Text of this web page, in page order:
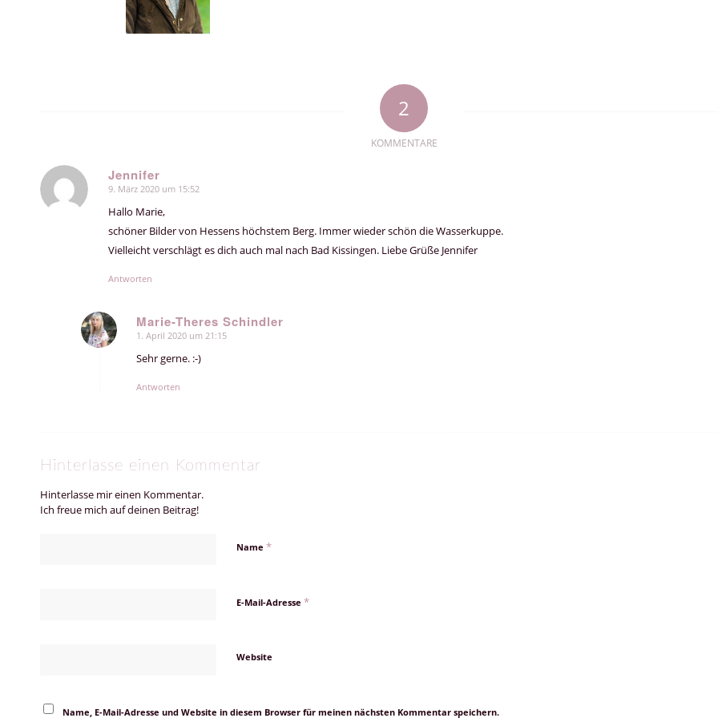
2
KOMMENTARE
Jennifer
sagte:
9. März 2020 um 15:52
Hallo Marie,
schöner Bilder von Hessens höchstem Berg. Immer wieder schön die Wasserkuppe.
Vielleicht verschlägt es dich auch mal nach Bad Kissingen. Liebe Grüße Jennifer
Antworten
Marie-Theres Schindler
sagte:
1. April 2020 um 21:15
Sehr gerne. :-)
Antworten
Hinterlasse einen Kommentar
Hinterlasse mir einen Kommentar.
Ich freue mich auf deinen Beitrag!
Name *
E-Mail-Adresse *
Website
Name, E-Mail-Adresse und Website in diesem Browser für meinen nächsten Kommentar speichern.